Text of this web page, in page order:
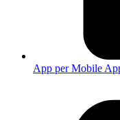
App per Mobile